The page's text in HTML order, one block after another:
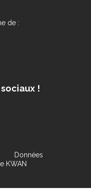
de :
!
Données
KWAN